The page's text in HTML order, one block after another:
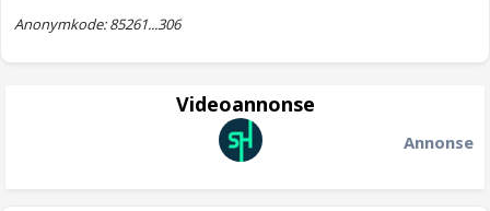
Anonymkode: 85261...306
Videoannonse
Annonse